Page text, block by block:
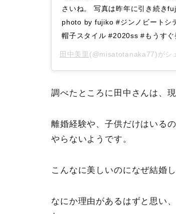
さいね。 写真は昨年に引き続き
photo by fujiko #ジンノビート
帽子スタイル #2020ss #もうすぐ
田中美里 (@misatotanaka77)がシ
調べたところに田中さんは、
離婚経験や、子供だけはいる
やらないようです。
こんなに美しいのになぜ結婚
なにか理由があるはずと思い